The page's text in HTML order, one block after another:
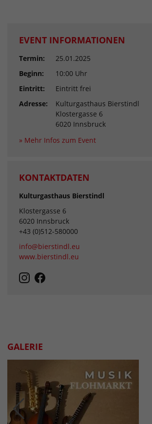
EVENT INFORMATIONEN
Termin:
25.01.2025
Beginn:
10:00 Uhr
Eintritt:
Eintritt frei
Adresse:
Kulturgasthaus Bierstindl
Klostergasse 6
6020 Innsbruck
» Mehr Infos zum Event
KONTAKTDATEN
Kulturgasthaus Bierstindl
Klostergasse 6
6020 Innsbruck
+43 (0)512-580000
info@bierstindl.eu
www.bierstindl.eu
GALERIE